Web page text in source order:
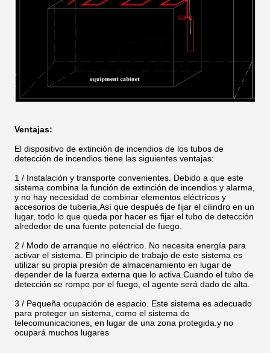
Ventajas:
El dispositivo de extinción de incendios de los tubos de
detección de incendios tiene las siguientes ventajas:
1 / Instalación y transporte convenientes. Debido a que este
sistema combina la función de extinción de incendios y alarma,
y no hay necesidad de combinar elementos eléctricos y
accesorios de tubería,Así que después de fijar el cilindro en un
lugar, todo lo que queda por hacer es fijar el tubo de detección
alrededor de una fuente potencial de fuego.
2 / Modo de arranque no eléctrico. No necesita energía para
activar el sistema. El principio de trabajo de este sistema es
utilizar su propia presión de almacenamiento en lugar de
depender de la fuerza externa que lo activa.Cuando el tubo de
detección se rompe por el fuego, el agente será dado de alta.
3 / Pequeña ocupación de espacio. Este sistema es adecuado
para proteger un sistema, como el sistema de
telecomunicaciones, en lugar de una zona protegida.y no
ocupará muchos lugares